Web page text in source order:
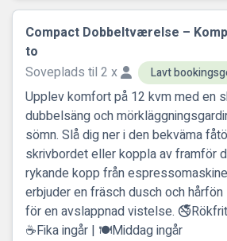
Compact Dobbeltværelse –
to
Soveplads til 2 x
Lavt
Upplev komfort på 12 kvm med en
dubbelsäng och
sömn. Slå dig ner i den bekväma
skrivbordet eller koppla av framför
rykande kopp från
erbjuder en fräsch dusch och
för en avslappnad vistelse.
☕Fika ingår | 🍽️Middag ingår